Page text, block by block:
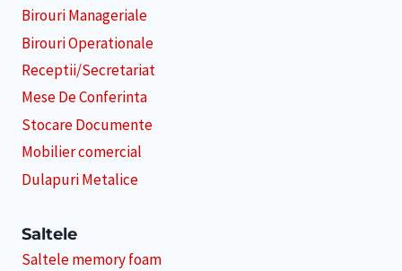
Birouri Manageriale
Birouri Operationale
Receptii/Secretariat
Mese De Conferinta
Stocare Documente
Mobilier comercial
Dulapuri Metalice
Saltele
Saltele memory foam